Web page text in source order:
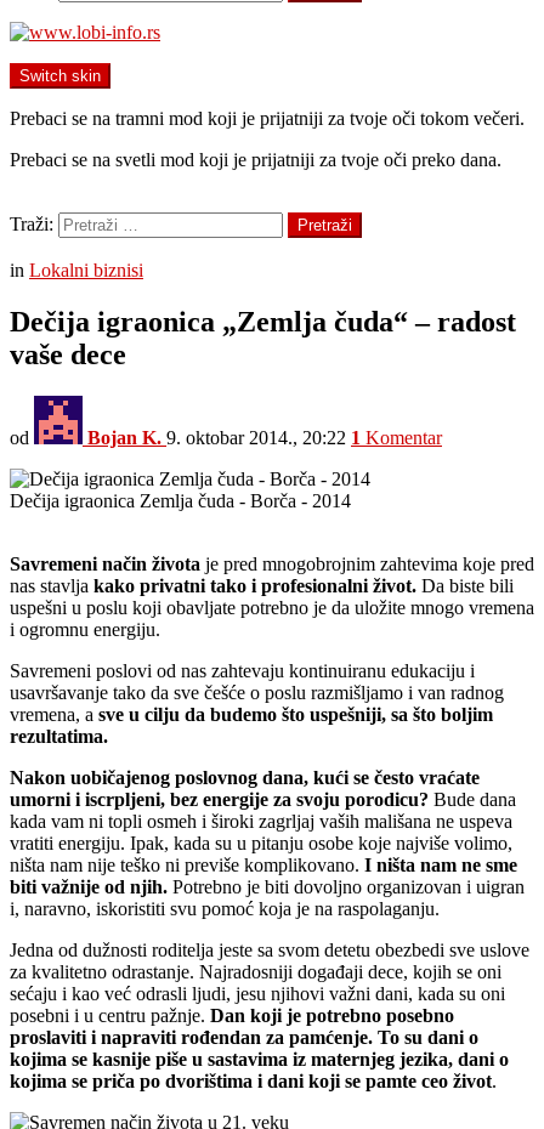
Switch skin
Prebaci se na tramni mod koji je prijatniji za tvoje oči tokom večeri.
Prebaci se na svetli mod koji je prijatniji za tvoje oči preko dana.
Traži:
Pretraži
in Lokalni biznisi
Dečija igraonica „Zemlja čuda“ – radost
vaše dece
od Bojan K. 9. oktobar 2014., 20:22 1 Komentar
Dečija igraonica Zemlja čuda - Borča - 2014
Savremeni način života je pred mnogobrojnim zahtevima koje pred
nas stavlja kako privatni tako i profesionalni život. Da biste bili
uspešni u poslu koji obavljate potrebno je da uložite mnogo vremena
i ogromnu energiju.
Savremeni poslovi od nas zahtevaju kontinuiranu edukaciju i
usavršavanje tako da sve češće o poslu razmišljamo i van radnog
vremena, a sve u cilju da budemo što uspešniji, sa što boljim
rezultatima.
Nakon uobičajenog poslovnog dana, kući se često vraćate
umorni i iscrpljeni, bez energije za svoju porodicu? Bude dana
kada vam ni topli osmeh i široki zagrljaj vaših mališana ne uspeva
vratiti energiju. Ipak, kada su u pitanju osobe koje najviše volimo,
ništa nam nije teško ni previše komplikovano. I ništa nam ne sme
biti važnije od njih. Potrebno je biti dovoljno organizovan i uigran
i, naravno, iskoristiti svu pomoć koja je na raspolaganju.
Jedna od dužnosti roditelja jeste sa svom detetu obezbedi sve uslove
za kvalitetno odrastanje. Najradosniji događaji dece, kojih se oni
sećaju i kao već odrasli ljudi, jesu njihovi važni dani, kada su oni
posebni i u centru pažnje. Dan koji je potrebno posebno
proslaviti i napraviti rođendan za pamćenje. To su dani o
kojima se kasnije piše u sastavima iz maternjeg jezika, dani o
kojima se priča po dvorištima i dani koji se pamte ceo život.